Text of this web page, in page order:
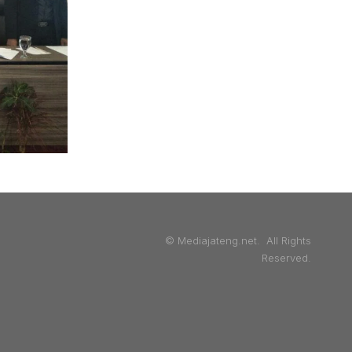
© Mediajateng.net. All Rights
Reserved.